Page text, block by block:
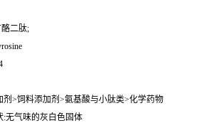
二肽;
剂>饲料添加剂>氨基酸与小肽类>化学药物
:无气味的灰白色固体